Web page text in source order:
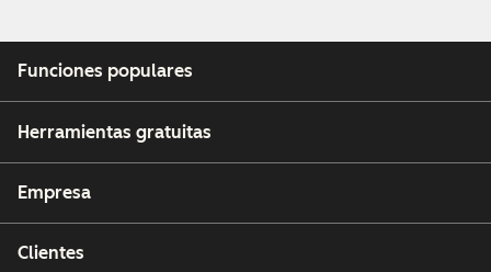
Funciones populares
Herramientas gratuitas
Empresa
Clientes